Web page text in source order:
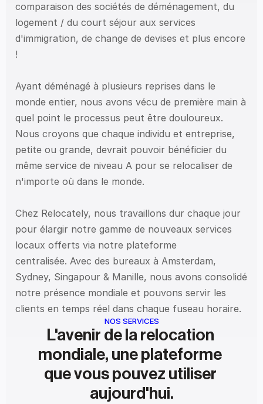
comparaison des sociétés de déménagement, du
logement / du court séjour aux services
d'immigration, de change de devises et plus encore
!
Ayant déménagé à plusieurs reprises dans le
monde entier, nous avons vécu de première main à
quel point le processus peut être douloureux.
Nous croyons que chaque individu et entreprise,
petite ou grande, devrait pouvoir bénéficier du
même service de niveau A pour se relocaliser de
n'importe où dans le monde.
Chez Relocately, nous travaillons dur chaque jour
pour élargir notre gamme de nouveaux services
locaux offerts via notre plateforme
centralisée. Avec des bureaux à Amsterdam,
Sydney, Singapour & Manille, nous avons consolidé
notre présence mondiale et pouvons servir les
clients en temps réel dans chaque fuseau horaire.
NOS SERVICES
L'avenir de la relocation
mondiale, une plateforme
que vous pouvez utiliser
aujourd'hui.